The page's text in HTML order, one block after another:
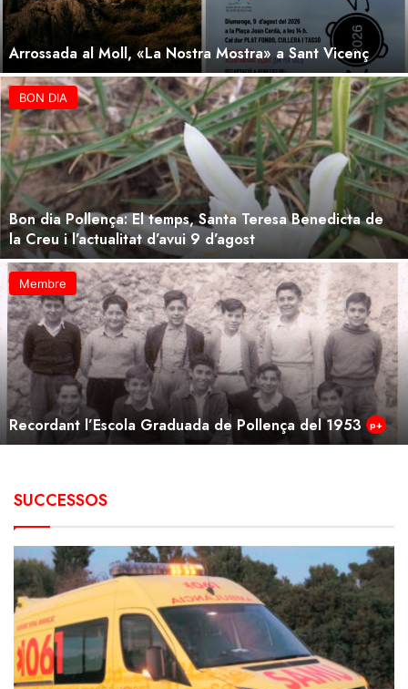
Arrossada al Moll, «La Nostra Mostra» a Sant Vicenç
BON DIA
Bon dia Pollença: El temps, Santa Teresa Benedicta de
la Creu i l’actualitat d’avui 9 d’agost
Membre
Recordant l’Escola Graduada de Pollença del 1953 p+
SUCCESSOS